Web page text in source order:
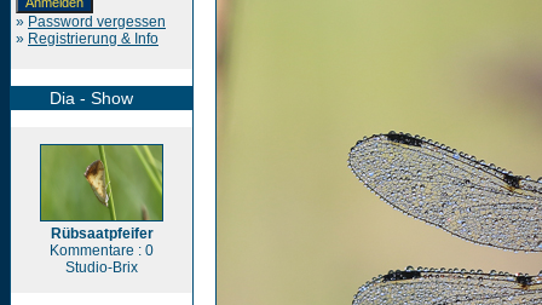
» Password vergessen
» Registrierung & Info
Dia - Show
Rübsaatpfeifer
Kommentare : 0
Studio-Brix